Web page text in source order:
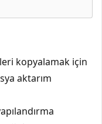
kopyalamak için
aktarım